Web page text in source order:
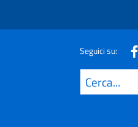
Seguici su:
Cerca